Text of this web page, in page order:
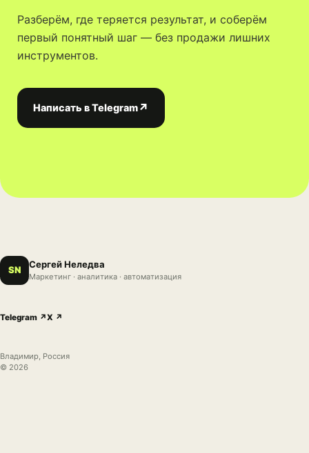
Разберём, где теряется результат, и соберём
первый понятный шаг — без продажи лишних
инструментов.
Написать в Telegram↗
SN Сергей Неледва
Маркетинг · аналитика · автоматизация
Telegram ↗X ↗
Владимир, Россия
© 2026